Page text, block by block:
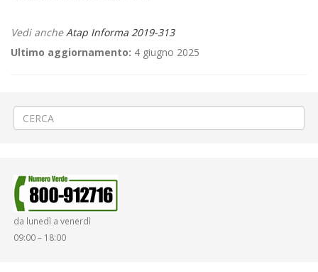
Vedi ancheAtap Informa 2019-313
Ultimo aggiornamento: 4 giugno 2025
da lunedì a venerdì
09:00 – 18:00